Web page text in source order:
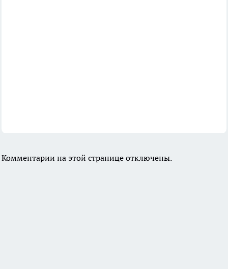
Комментарии на этой странице отключены.